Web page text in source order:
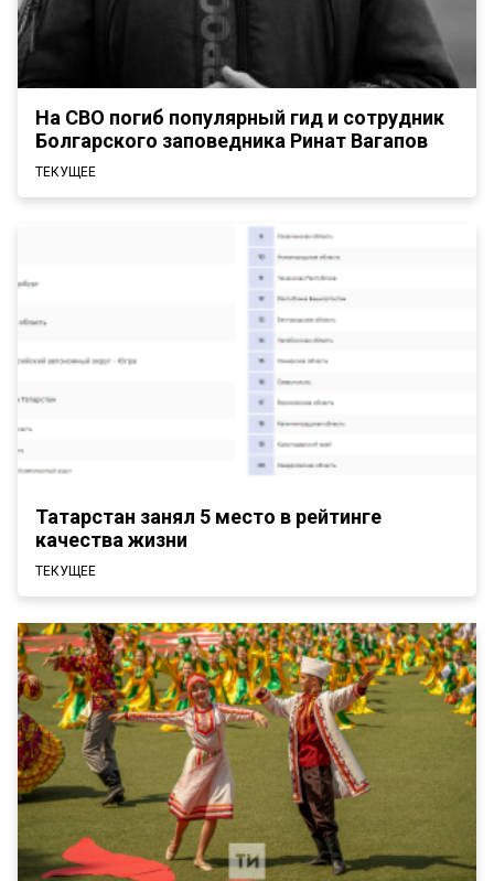
На СВО погиб популярный гид и сотрудник
Болгарского заповедника Ринат Вагапов
ТЕКУЩЕЕ
Татарстан занял 5 место в рейтинге
качества жизни
ТЕКУЩЕЕ